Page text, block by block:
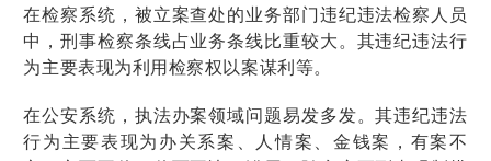
在检察系统，被立案查处的业务部门违纪违法检察人员
中，刑事检察条线占业务条线比重较大。其违纪违法行
为主要表现为利用检察权以案谋利等。
在公安系统，执法办案领域问题易发多发。其违纪违法
行为主要表现为办关系案、人情案、金钱案，有案不